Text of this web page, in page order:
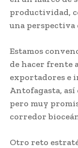
productividad,
una perspectiva
Estamos
de hacer frente
exportadores e
Antofagasta,
pero muy
corredor
Otro reto